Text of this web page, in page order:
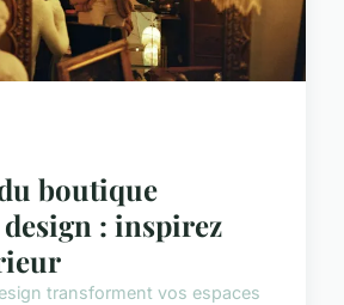
boutique
: inspirez
transforment vos espaces